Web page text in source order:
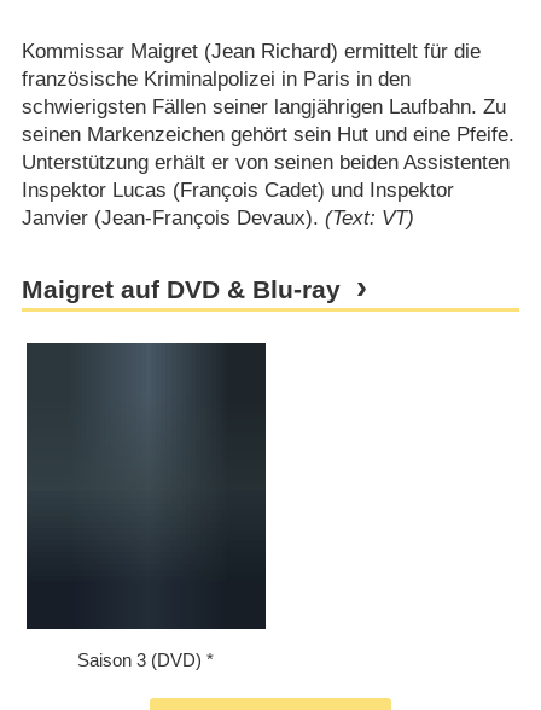
Kommissar Maigret (Jean Richard) ermittelt für die
französische Kriminalpolizei in Paris in den
schwierigsten Fällen seiner langjährigen Laufbahn. Zu
seinen Markenzeichen gehört sein Hut und eine Pfeife.
Unterstützung erhält er von seinen beiden Assistenten
Inspektor Lucas (François Cadet) und Inspektor
Janvier (Jean-François Devaux). (Text: VT)
Maigret auf DVD & Blu-ray
Saison 3 (DVD)